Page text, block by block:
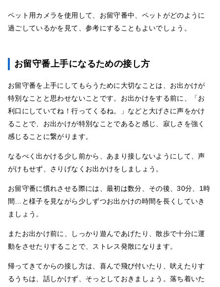
ペット用カメラを使用して、お留守番中、ペットがどのように
過ごしているかを見て、参考にすることもよいでしょう。
お留守番上手になるための接し方
お留守番を上手にしてもらうために大切なことは、お出かけが
特別なことと思わせないことです。お出かけをする前に、「お
利口にしていてね！行ってくるね。」などと大げさに声をかけ
ることで、お出かけが特別なことであると感じ、寂しさを強く
感じることに繋がります。
なるべく出かける少し前から、あまり接しないようにして、声
がけもせず、さりげなくお出かけをしましょう。
お留守番に慣れさせる際には、最初は数分、その後、30分、1時
間…と様子を見ながら少しずつお出かけの時間を長くしていき
ましょう。
またお出かけ前に、しっかり遊んであげたり、散歩で十分に運
動をさせたりすることで、ストレス発散になります。
帰ってきてからの接し方は、喜んで飛び付いたり、吠えたりす
るうちは、話しかけず、そっとしておきましょう。落ち着いた